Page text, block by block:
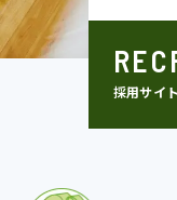
採用サイ